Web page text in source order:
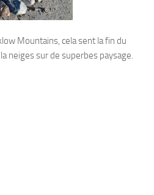
Mountains, cela sent la fin du
neiges sur de superbes paysage.